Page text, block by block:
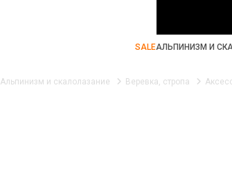
SALEАЛЬПИНИЗМ И
Альпинизм и скалолазание Веревка, стропа